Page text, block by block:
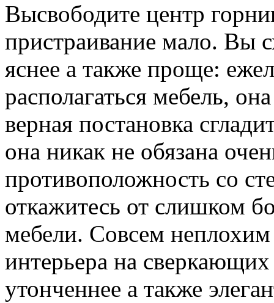
Высвободите центр
пристраивание мало. Вы
яснее а также проще:
располагаться мебель,
верная постановка
она никак не обязана
противоположность со
откажитесь от слишком
мебели. Совсем
интерьера на
утонченнее а также